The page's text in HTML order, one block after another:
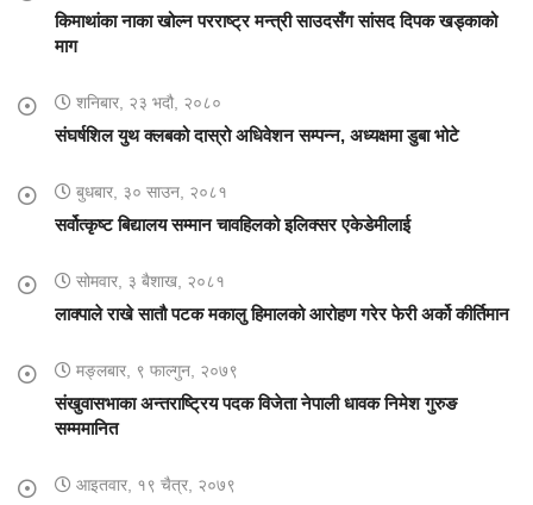
किमाथांका नाका खोल्न परराष्ट्र मन्त्री साउदसँग सांसद दिपक खड्काको
माग
शनिबार, २३ भदौ, २०८०
संघर्षशिल युथ क्लबको दास्रो अधिवेशन सम्पन्न, अध्यक्षमा डुबा भोटे
बुधबार, ३० साउन, २०८१
सर्वोत्कृष्ट बिद्यालय सम्मान चावहिलको इलिक्सर एकेडेमीलाई
सोमवार, ३ बैशाख, २०८१
लाक्पाले राखे सातौ पटक मकालु हिमालको आरोहण गरेर फेरी अर्को कीर्तिमान
मङ्लबार, ९ फाल्गुन, २०७९
संखुवासभाका अन्तराष्ट्रिय पदक विजेता नेपाली धावक निमेश गुरुङ
सम्ममानित
आइतवार, १९ चैत्र, २०७९